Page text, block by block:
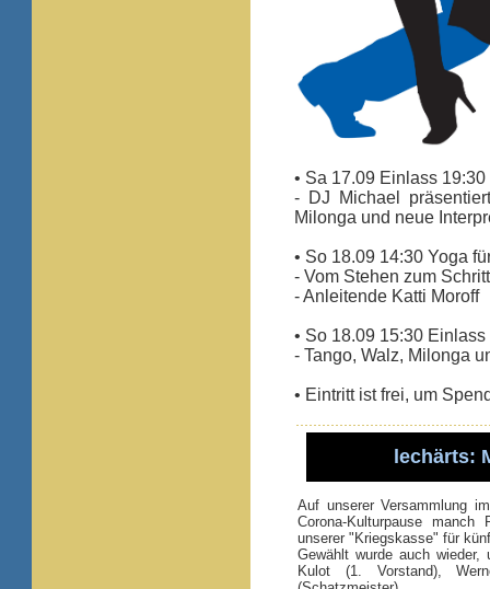
• Sa 17.09 Einlass
- DJ Michael
Milonga und neue
• So 18.09 14:30 Yoga
- Vom Stehen zum
- Anleitende Katti Moroff
• So 18.09 15:30
- Tango, Walz, Milonga
• Eintritt ist frei, um
lechärts:
Auf unserer Versammlung
Corona-Kulturpause
unserer "Kriegskasse" für
Gewählt wurde auch
Kulot (1. Vorstand),